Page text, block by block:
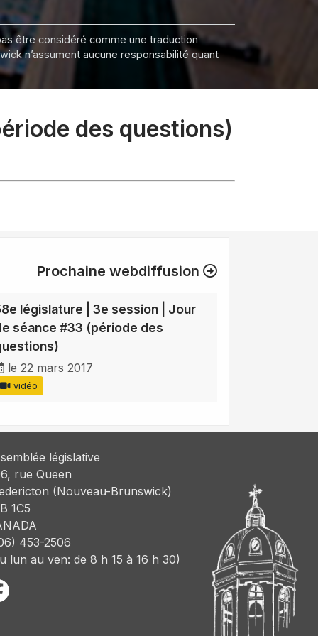
être considéré comme une traduction
n’assument aucune responsabilité quant
des questions)
Prochaine webdiffusion
législature | 3e session | Jour
séance #33 (période des
le 22 mars 2017
vidéo
législative
rue Queen
(Nouveau-Brunswick)
1C5
453-2506
lun au ven: de 8 h 15 à 16 h 30)